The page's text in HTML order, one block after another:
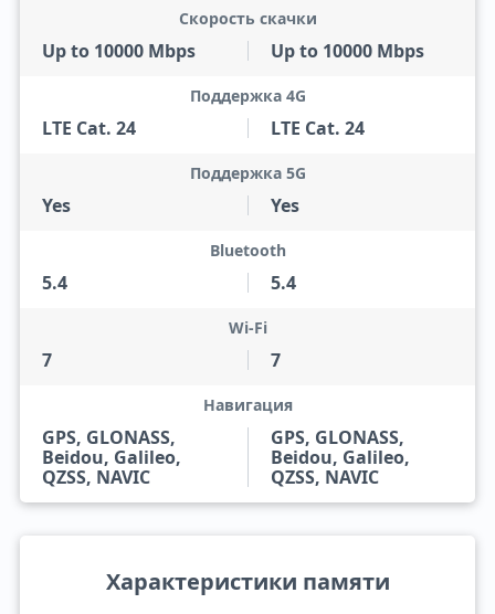
Up to 10000 Mbps
Скорость скачки
Up to 10000 Mbps
LTE Cat. 24
Поддержка 4G
LTE Cat. 24
Yes
Поддержка 5G
Yes
5.4
Bluetooth
5.4
7
Wi-Fi
7
GPS, GLONASS,
Beidou, Galileo,
QZSS, NAVIC
Навигация
GPS, GLONASS,
Beidou, Galileo,
QZSS, NAVIC
Характеристики памяти